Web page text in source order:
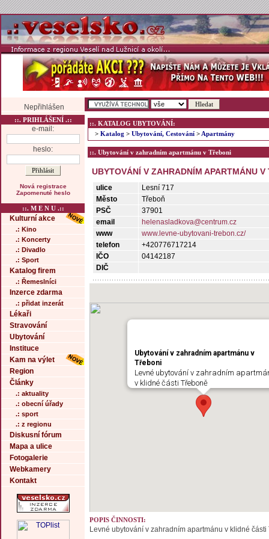
Nepřihlášen
::. PRIHLÁŠENÍ .::
e-mail:
heslo:
Nová registrace
Zapomenuté heslo
::. M E N U .::
Kulturní akce
.: Kino
.: Koncerty
.: Divadlo
.: Sport
Katalog firem
.: Řemeslníci
Inzerce zdarma
.: přidat inzerát
Lékaři
Stravování
Ubytování
Instituce
Kam na výlet
Region
Články
.: aktuality
.: obecní úřady
.: sport
.: z regionu
Diskusní fórum
Mapa a ulice
Fotogalerie
Webkamery
Kontakt
::. KATALOG UBYTOVÁNÍ:
> Katalog > Ubytování, Cestování > Apartmány
::. Ubytování v zahradním apartmánu v Třeboni
UBYTOVÁNÍ V ZAHRADNÍM APARTMÁNU V
ulice
Lesní 717
Město
Třeboň
PSČ
37901
email
helenasladkova@centrum.cz
www
www.levne-ubytovani-trebon.cz/
telefon
+420776717214
IČO
04142187
DIČ
Ubytování v zahradním apartmánu v
Třeboni
Levné ubytování v zahradním
v klidné části Třeboně
POPIS ČINNOSTI:
Levné ubytování v zahradním apartmánu v klidné části